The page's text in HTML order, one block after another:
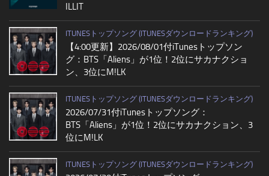
ILLIT
ITUNESトップソング (ITUNESダウンロードランキング)
【4:00更新】2026/08/01付iTunesトップソン
グ：BTS「Aliens」が1位！2位にサカナクショ
ン、3位にM!LK
ITUNESトップソング (ITUNESダウンロードランキング)
2026/07/31付iTunesトップソング：
BTS「Aliens」が1位！2位にサカナクション、3
位にM!LK
ITUNESトップソング (ITUNESダウンロードランキング)